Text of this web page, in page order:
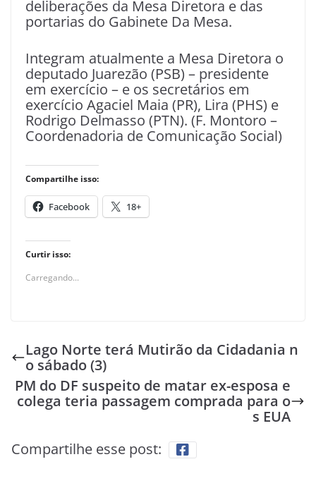
deliberações da Mesa Diretora e das
portarias do Gabinete Da Mesa.
Integram atualmente a Mesa Diretora o
deputado Juarezão (PSB) – presidente
em exercício – e os secretários em
exercício Agaciel Maia (PR), Lira (PHS) e
Rodrigo Delmasso (PTN). (F. Montoro –
Coordenadoria de Comunicação Social)
Compartilhe isso:
Facebook 18+
Curtir isso:
Carregando...
Lago Norte terá Mutirão da Cidadania n
o sábado (3)
PM do DF suspeito de matar ex-esposa e
colega teria passagem comprada para o
s EUA
Compartilhe esse post: